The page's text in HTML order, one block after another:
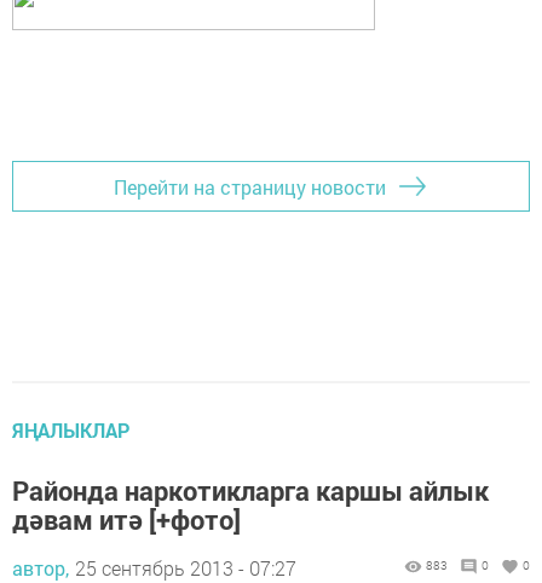
Перейти на страницу новости
ЯҢАЛЫКЛАР
Районда наркотикларга каршы айлык
дәвам итә [+фото]
автор, 25 сентябрь 2013 - 07:27 883 0 0